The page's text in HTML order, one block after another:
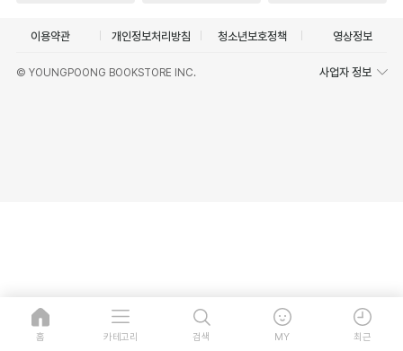
이용약관 개인정보처리방침 청소년보호정책 영상정보
© YOUNGPOONG BOOKSTORE INC. 사업자 정보
홈 카테고리 검색 MY 최근